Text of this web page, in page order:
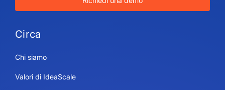
Circa
Chi siamo
Valori di IdeaScale